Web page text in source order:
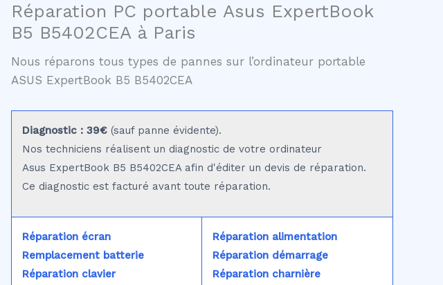
Réparation PC portable Asus ExpertBook
B5 B5402CEA à Paris
Nous réparons tous types de pannes sur l’ordinateur portable
ASUS ExpertBook B5 B5402CEA
Diagnostic : 39€ (sauf panne évidente).
Nos techniciens réalisent un diagnostic de votre ordinateur
Asus ExpertBook B5 B5402CEA afin d'éditer un devis de réparation.
Ce diagnostic est facturé avant toute réparation.
Réparation écran
Remplacement batterie
Réparation clavier
Réparation alimentation
Réparation démarrage
Réparation charnière